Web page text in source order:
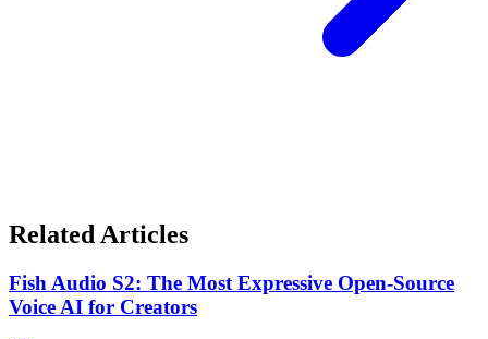
Related Articles
Fish Audio S2: The Most Expressive Open-Source
Voice AI for Creators